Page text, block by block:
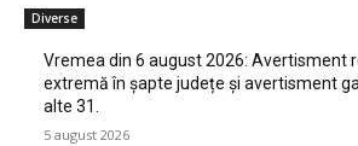
Diverse
Vremea din 6 august 2026: Avertisment
extremă în șapte județe și avertisment
alte 31.
5 august 2026